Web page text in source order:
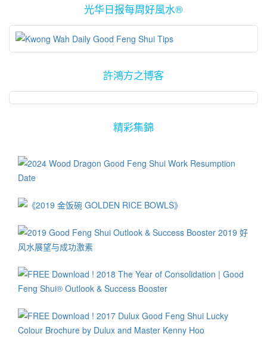
去，供挡煞之用，然而是否有效，需由当事人证实才能知悉。 笔者
入住的酒店大门外，由于面对灯柱、十字路口、以及来自上述高楼
的V形尖角冲射，某著名风水老师建议在大门外建了一个非常大、呈
现扇形的人工瀑布水池、与对面的商业大厦遥遥相对。如此的扇形
应。然而由于开挖如此大池，再加上必须设计得美观，必须耗费不
少，因此并非人人都能以此法处理之。 在深圳仍有无数的高楼皆曾
内外的气流设计必须回旋而忌直冲，更必须避免任何尖角煞。因此
赌场的风水绝对不能盲目照抄，使用在家居或公司里，可能会弄巧
反拙！ All Rights Reserved by Master Kenny Hoo & GOOD FENG
SHUI Geomantic Research
地产，在此时涌现许多地产与高楼公寓之选择。然而银行的贷款条
件苛刻，令有意置业者借贷无门，间接地诱发房地产、物业滞销，
众人心情七上八下。地点、风水上佳与及设计有过人之处之有地房
产，仍有上涨空间，虽然其上涨速度缓和。 在年中，歌舞升平，婚
嫁添丁等喜事比比皆是。但期间见小耗星，主礼乐、结婚宴会、搬
迁，房屋或公司装修、改造，忙碌不已。在歌舞昇平之际，需防得
品。在此二方位适于涂上蓝色或白色的漆料，能帮助减低流年凶煞
身者会找到伴侣，未婚者小登科。然而也必须防范桃花劫，已婚者
易有婚外情导致家庭失和，从政、从商者容易因为桃花事故丢官损
财，甚至惹蚁上身！ 在2014年里，由于木气强盛再加上属木的四绿
星飞入中宫，因此青绿色是最有影响力之年度色彩。在家居或公司
之中央方位，涂上青绿为主之漆料或装饰，可以聚集吉气，帮助提
升孩子之学业进度、家人事业更趋稳定，加强个人及员工之创意思
维。 由于受到强大木、火气之良好影响，此年里大多数人更注重健
康与保健。流年气象影响肝胆、肠胃、肾脏、血液、心脏、呼吸系
统等疾，那些有此类潜伏性隐忧的人必须更多加保养，注意起居饮
食。此年里更多人注重肝胆排毒，从事此相关行业或产品者，在此
年里必大有斩获。 那些在过去皮肤敏感、肝胆肠胃虚弱、神经系统
欠佳、常耗眼力者，也必须加强有关方面的保养与养生，因为此年
流年之气对上述人体器官不利。 在此年的阳历3、6、9、12以及
预见，在当天或之前几天里，各商场、餐厅、礼品、服装、首饰店
等行业，将隆重布局温馨又甜蜜的爱情效果，大家推出各种促销产
品与服务，竞相抢滩，必能把新年的喜庆气氛推向另一更高境界！
查阳历2月14日，即农历正月十五日，为丙辰，满日，冲克生肖属狗
的人。因此即将结婚的青年男女，如果任何一方属狗的话，尽量避
免使用当天结婚。 从择日学的理论来看，虽然当天并非结婚或供进
择日大师后，挑选吉祥如意的时辰，也可以进行重大事情。 查当
免进行结婚仪式，动土、装修等事。 当天的吉时报包挂巳时（上午9
点到11点）、酉时（傍晚5点到7点），以及亥时(晚上9点到11点)。
想要在当天迎接吉神的人，可以在相关吉时迎接同处在西方的贵神
与财神。 由于当天喜神与五鬼同在西南方，因此避免迎接，以免误
接凶气！ 以上资料供读者们参考之。 笔者祝贺各界新年进步、万事
如意、恭喜发财！
得，是在大约一年前吧，她通过你来与我会面并向她提供好风水命
运管理的分析。当时的她对自己的前路，尤其是像是遥遥无期的爱
情路，有彷徨无主又带有无奈的感觉。” 开着车子的医生好友说：
“是的，你当时建议她在自己的家中的北方，摆放风水阵，以催动她
的爱情运。可真神奇，其实在短短的两个星期里，她就遇上了目前
即将谈婚论嫁的男朋友了！” 她继续说：“其实一开始时，我听闻’风
我为她感到担忧不已！其实我后来才知悉，原来你只是建议她在其
了！” “开始时我对此抱有极度怀疑与不解的问号。然而在由过去这
么多年里，亲眼看到你的无数成功个案，包挂我的好朋友的成功例
子，如今我对好风水这‘玩意儿’更加感到有兴致了！”她继续说。 笔
者向她解析：“其实风水这门学问，主要是建立在所谓的‘吸引力法
则’以及‘万物共鸣’的基础上的。好风水其实是贯彻‘吸引力法则’的最
佳实践方法。” 吸引力法则里最主要只是强调个人的期望与信心以及
图像化它们，以其所期望的愿景产生良好的共鸣现象，最终招来贵
以是带有的比重不需过高，但是当配合上好风水理论里非常功能性
以及个人化的计算后，并应用在特定的时间、空间、方向、方位、
学与共鸣作用，能产生许多让人匪夷所思的强大的风水效应，最终
帮助人们吸引以及招徕无数贵人、财气、事业、爱情、健康等，即
光华日报每周好風水®
許鴻方之博客
精彩集錦